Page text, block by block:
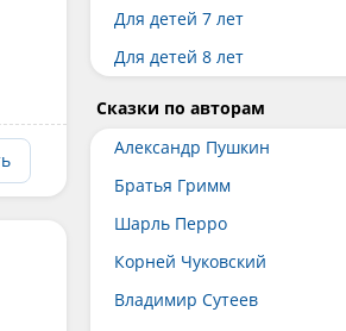
Для детей 7 лет
Для детей 8 лет
Сказки по авторам
Александр Пушкин
Братья Гримм
Шарль Перро
Корней Чуковский
Владимир Сутеев